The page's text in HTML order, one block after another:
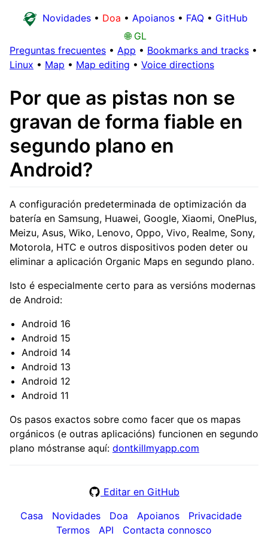
Novidades • Doa • Apoianos • FAQ • GitHub
🌐 GL
Preguntas frecuentes • App • Bookmarks and tracks •
Linux • Map • Map editing • Voice directions
Por que as pistas non se
gravan de forma fiable en
segundo plano en
Android?
A configuración predeterminada de optimización da
batería en Samsung, Huawei, Google, Xiaomi, OnePlus,
Meizu, Asus, Wiko, Lenovo, Oppo, Vivo, Realme, Sony,
Motorola, HTC e outros dispositivos poden deter ou
eliminar a aplicación Organic Maps en segundo plano.
Isto é especialmente certo para as versións modernas
de Android:
Android 16
Android 15
Android 14
Android 13
Android 12
Android 11
Os pasos exactos sobre como facer que os mapas
orgánicos (e outras aplicacións) funcionen en segundo
plano móstranse aquí: dontkillmyapp.com
Editar en GitHub
Casa
Novidades Doa Apoianos
Privacidade
Termos
API Contacta connosco